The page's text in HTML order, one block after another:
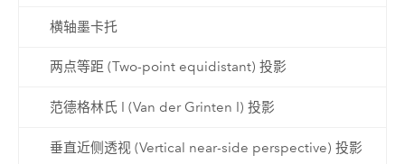
横轴墨卡托
两点等距 (Two-point equidistant) 投影
范德格林氏 I (Van der Grinten I) 投影
垂直近侧透视 (Vertical near-side perspective) 投影